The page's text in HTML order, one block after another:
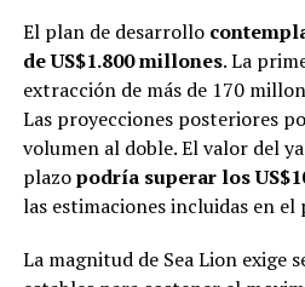
El plan de desarrollo
de US$1.800 millones. La
extracción de más de 170
Las proyecciones posteriores
volumen al doble. El valor del
plazopodría superar los
las estimaciones incluidas en el
La magnitud de Sea Lion exige